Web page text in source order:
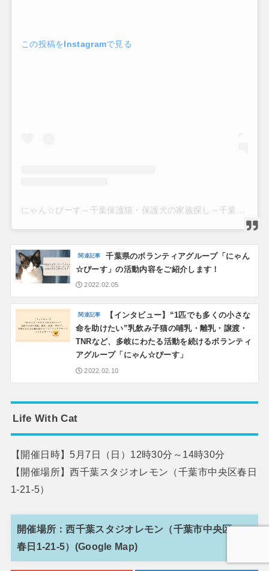
この投稿をInstagramで見る
千葉県のボランティアグループ「にゃん
☆ぴーす」の活動内容をご紹介します！
2022.02.05
【インタビュー】“1匹でも多くの小さな
命を助けたい”乳飲み子猫の哺乳・離乳・譲渡・
TNRなど、多岐にわたる活動を続けるボランティ
アグループ「にゃん☆ぴーす」
2022.02.10
Life With Cat
【開催日時】5月7日（日）12時30分～14時30分
【開催場所】西千葉スタジオレモン（千葉市中央区春日
1-21-5）
開催場所：西千葉スタジオレモン（千葉市中央区
春日1-21-5）(Google Map)